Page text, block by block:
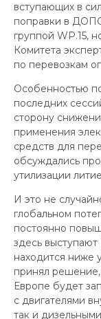
вступающих в
поправки в
группой WP.15,
Комитета
по перевозкам
Особенностью
последних
сторону
применения
средств для
обсуждались
утилизации
И это не
глобальном
постоянно
здесь
находится ниже
принял решение,
Европе будет
с двигателями
так и